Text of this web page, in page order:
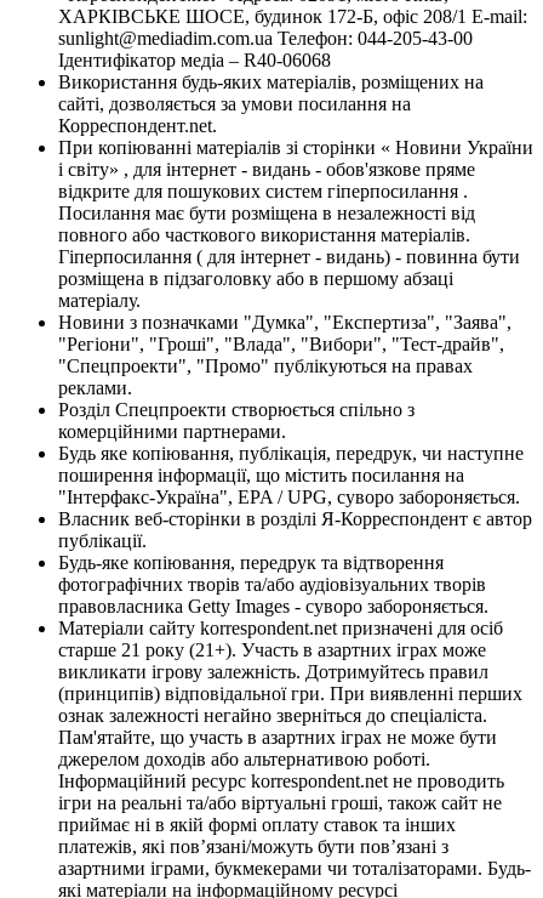
ХАРКІВСЬКЕ ШОСЕ, будинок 172-Б, офіс 208/1 E-mail:
sunlight@mediadim.com.ua Телефон: 044-205-43-00
Ідентифікатор медіа – R40-06068
Використання будь-яких матеріалів, розміщених на
сайті, дозволяється за умови посилання на
Корреспондент.net.
При копіюванні матеріалів зі сторінки « Новини України
і світу» , для інтернет - видань - обов'язкове пряме
відкрите для пошукових систем гіперпосилання .
Посилання має бути розміщена в незалежності від
повного або часткового використання матеріалів.
Гіперпосилання ( для інтернет - видань) - повинна бути
розміщена в підзаголовку або в першому абзаці
матеріалу.
Новини з позначками "Думка", "Експертиза", "Заява",
"Регіони", "Гроші", "Влада", "Вибори", "Тест-драйв",
"Спецпроекти", "Промо" публікуються на правах
реклами.
Розділ Спецпроекти створюється спільно з
комерційними партнерами.
Будь яке копіювання, публікація, передрук, чи наступне
поширення інформації, що містить посилання на
"Інтерфакс-Україна", EPA / UPG, суворо забороняється.
Власник веб-сторінки в розділі Я-Корреспондент є автор
публікації.
Будь-яке копіювання, передрук та відтворення
фотографічних творів та/або аудіовізуальних творів
правовласника Getty Images - суворо забороняється.
Матеріали сайту korrespondent.net призначені для осіб
старше 21 року (21+). Участь в азартних іграх може
викликати ігрову залежність. Дотримуйтесь правил
(принципів) відповідальної гри. При виявленні перших
ознак залежності негайно зверніться до спеціаліста.
Пам'ятайте, що участь в азартних іграх не може бути
джерелом доходів або альтернативою роботі.
Інформаційний ресурс korrespondent.net не проводить
ігри на реальні та/або віртуальні гроші, також сайт не
приймає ні в якій формі оплату ставок та інших
платежів, які пов’язані/можуть бути пов’язані з
азартними іграми, букмекерами чи тоталізаторами. Будь-
які матеріали на інформаційному ресурсі